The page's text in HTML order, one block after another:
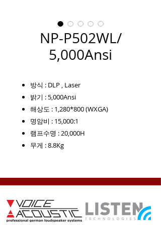
NP-P502WL/
5,000Ansi
방식 : DLP , Laser
밝기 : 5,000Ansi
해상도 : 1,280*800 (WXGA)
명암비 : 15,000:1
램프수명 : 20,000H
무게 : 8.8Kg